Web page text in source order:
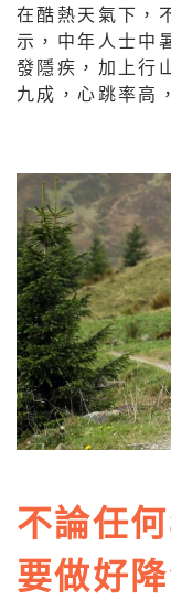
在酷熱天氣下，
示，中年人士中
發隱疾，加上行
九成，心跳率高
不論任
要做好